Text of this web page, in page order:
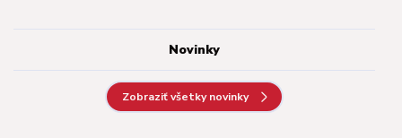
Novinky
Zobraziť všetky novinky